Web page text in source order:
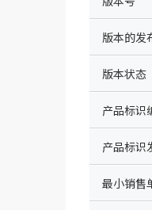
版本的发
版本状态
产品标识
（
产品标识
最小销售